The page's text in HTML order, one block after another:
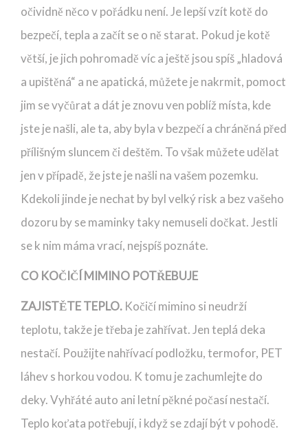
očividně něco v pořádku není. Je lepší vzít kotě do
bezpečí, tepla a začít se o ně starat. Pokud je kotě
větší, je jich pohromadě víc a ještě jsou spíš „hladová
a upištěná“ a ne apatická, můžete je nakrmit, pomoct
jim se vyčůrat a dát je znovu ven poblíž místa, kde
jste je našli, ale ta, aby byla v bezpečí a chráněná před
přílišným sluncem či deštěm. To však můžete udělat
jen v případě, že jste je našli na vašem pozemku.
Kdekoli jinde je nechat by byl velký risk a bez vašeho
dozoru by se maminky taky nemuseli dočkat. Jestli
se k nim máma vrací, nejspíš poznáte.
CO KOČIČÍ MIMINO POTŘEBUJE
ZAJISTĚTE TEPLO. Kočičí mimino si neudrží
teplotu, takže je třeba je zahřívat. Jen teplá deka
nestačí. Použijte nahřívací podložku, termofor, PET
láhev s horkou vodou. K tomu je zachumlejte do
deky. Vyhřáté auto ani letní pěkné počasí nestačí.
Teplo koťata potřebují, i když se zdají být v pohodě.